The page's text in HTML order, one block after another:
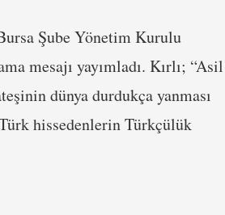
Şube Yönetim Kurulu
mesajı yayımladı. Kırlı; “Asil
dünya durdukça yanması
hissedenlerin Türkçülük